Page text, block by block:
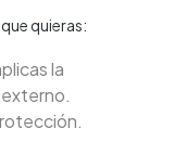
quieras:
la